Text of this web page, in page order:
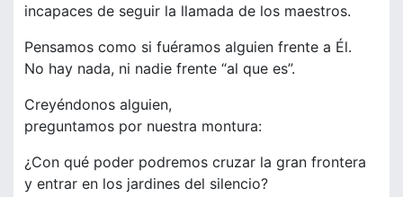
incapaces de seguir la llamada de los maestros.
Pensamos como si fuéramos alguien frente a Él.
No hay nada, ni nadie frente “al que es”.
Creyéndonos alguien,
preguntamos por nuestra montura:
¿Con qué poder podremos cruzar la gran frontera
y entrar en los jardines del silencio?